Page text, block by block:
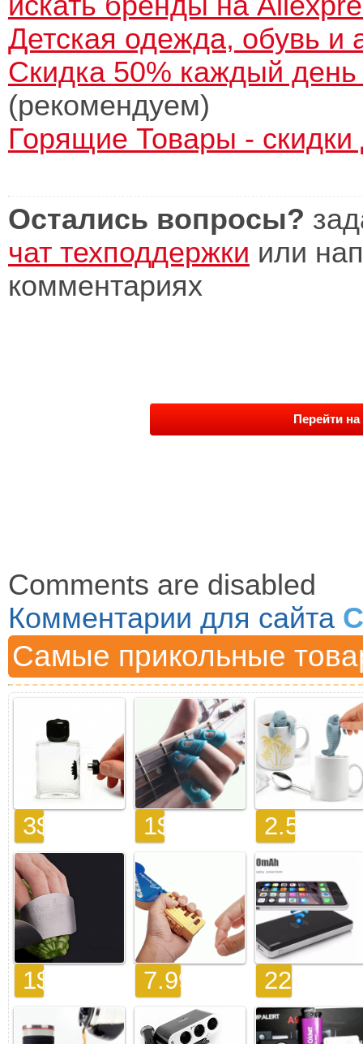
Детская одежда, обувь и
Скидка 50% каждый
(рекомендуем)
Горящие Товары - скидки
Остались вопросы?
чат техподдержки или
комментариях
Перейти
Comments are disabled
Комментарии для сайта
Самые прикольные